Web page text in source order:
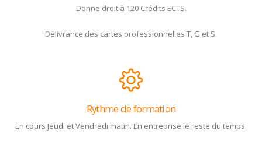
Donne droit à 120 Crédits ECTS.
Délivrance des cartes professionnelles T, G et S.
Rythme de formation
En cours Jeudi et Vendredi matin. En entreprise le reste du temps.